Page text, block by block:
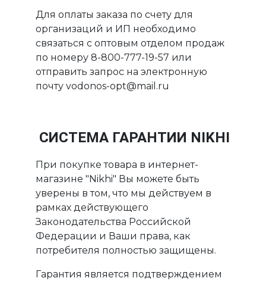
Для оплаты заказа по счету для
организаций и ИП необходимо
связаться с оптовым отделом продаж
по номеру 8-800-777-19-57 или
отправить запрос на электронную
почту vodonos-opt@mail.ru
СИСТЕМА ГАРАНТИИ NIKHI
При покупке товара в интернет-
магазине "Nikhi" Вы можете быть
уверены в том, что мы действуем в
рамках действующего
Законодательства Российской
Федерации и Ваши права, как
потребителя полностью защищены.
Гарантия является подтверждением